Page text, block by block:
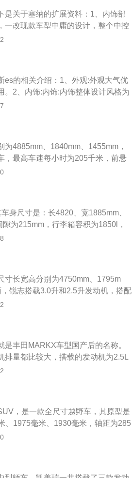
一汽丰田公司的主导产品有奕泽、威
和荣放、普拉多、兰德酷路泽越野
是关于塞纳的扩展资料：1、内饰部
一改现款车型中庸的设计，整个中控
域划分明显，精致感十足。配置方
。2、动力方面：混动版丰田Sienn
力总成，最大输出243匹马力，且提
载冰箱、脚踢感应关/闭滑动门、侧
有TRIMs-LE，XLE，XSE，Limite
es的相关介绍：1、外观:外观大气优
。2、内饰:内饰:内饰整体设计风格为
舒适；全景天窗设计以及导航系统
。
4885mm、1840mm、1455mm，
，最高车速每小时为205千米，前悬
式独立悬架。凯美瑞搭载了2.0l自然
和钢琴烤漆饰板，配以少量皮革点
风格更是深得雷克萨斯的造型精髓，
身尺寸是：长4820、宽1885mm、
为215mm，行李箱容积为1850l，
机，最大功率是202kw，最大功率
前悬架和四连杆机构式后悬架。
寸长宽高分别为4750mm、1795m
锐志搭载3.0升和2.5升发动机，搭配
最大输出功率为170kw，最大扭矩
花生造型的前大灯，侧面来看，线
错。
丰田MARKX车型国产后的名称。
排量都比较大，搭载的发动机为2.5L
和良好的燃油经济性。车身尺寸方
例完美，有着飘逸的美感和高级轿
一点攻击性，显得非常稳重。
，是一款全尺寸越野车，其原型是
、1975毫米、1930毫米，轴距为285
型一共使用了两款发动机，一款是4.
架。该车是全时四驱系统，并且使